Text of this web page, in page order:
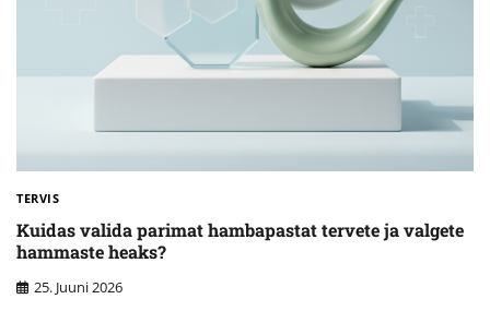
TERVIS
Kuidas valida parimat hambapastat tervete ja valgete
hammaste heaks?
25. Juuni 2026